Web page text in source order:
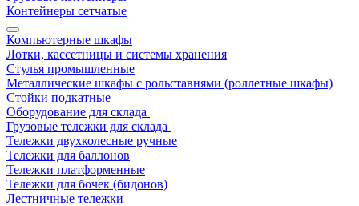
Контейнеры сетчатые
Компьютерные шкафы
Лотки, кассетницы и системы хранения
Стулья промышленные
Металлические шкафы с рольставнями (роллетные шкафы)
Стойки подкатные
Оборудование для склада
Грузовые тележки для склада
Тележки двухколесные ручные
Тележки для баллонов
Тележки платформенные
Тележки для бочек (бидонов)
Лестничные тележки